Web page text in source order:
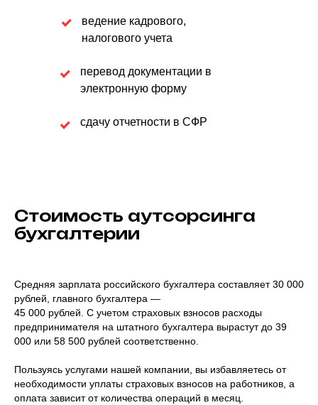
ведение кадрового,
налогового учета
сдачу отчетности в CФР
перевод документации в
электронную форму
Стоимость аутсорсинга
бухгалтерии
Средняя зарплата российского бухгалтера составляет 30 000
рублей, главного бухгалтера —
45 000 рублей. С учетом страховых взносов расходы
предпринимателя на штатного бухгалтера вырастут до 39
000 или 58 500 рублей соответственно.
Пользуясь услугами нашей компании, вы избавляетесь от
необходимости уплаты страховых взносов на работников, а
оплата зависит от количества операций в месяц.